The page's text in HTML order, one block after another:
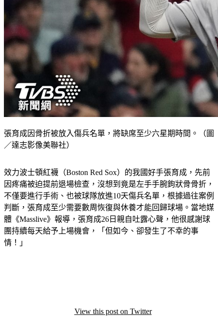
張育成因骨折被放入傷兵名單，將缺席至少六星期時間。（圖
／達志影像美聯社）
效力波士頓紅襪（Boston Red Sox）的我國好手張育成，先前
因疼痛被迫提前退場檢查，沒想到竟是左手手腕鉤狀骨骨折，
不僅要進行手術、也被球隊放進10天傷兵名單，根據過往案例
判斷，張育成至少需要數周恢復與休養才能回歸球場。當地媒
體《Masslive》報導，張育成26日親自吐露心聲，他很感謝球
團持續每天給予上場機會，「但如今、卻發生了不幸的事
情！」
View this post on Twitter